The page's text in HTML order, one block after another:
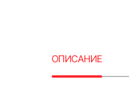
ОПИСАНИЕ